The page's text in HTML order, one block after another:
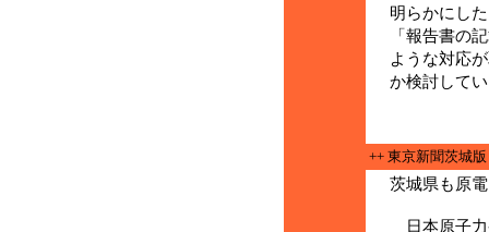
明らかにし
「報告書の
ような対応
か検討して
++ 東京新聞茨
茨城県も原
日本原子力